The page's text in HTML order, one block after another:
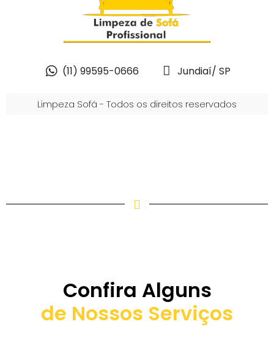
(11) 99595-0666 Jundiaí/ SP
Limpeza Sofá - Todos os direitos reservados
Confira Alguns
de Nossos Serviços